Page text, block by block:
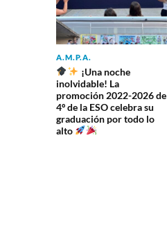
A.M.P.A.
¡Una noche
inolvidable! La
promoción 2022-2026 de
4º de la ESO celebra su
graduación por todo lo
alto